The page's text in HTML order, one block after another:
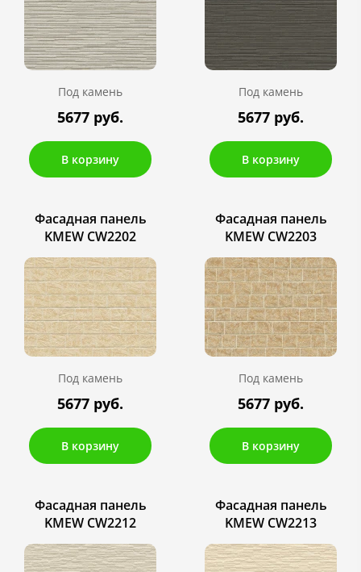
Под камень
5677 руб.
В корзину
Под камень
5677 руб.
В корзину
Фасадная панель
KMEW CW2202
Под камень
5677 руб.
В корзину
Фасадная панель
KMEW CW2203
Под камень
5677 руб.
В корзину
Фасадная панель
KMEW CW2212
Фасадная панель
KMEW CW2213